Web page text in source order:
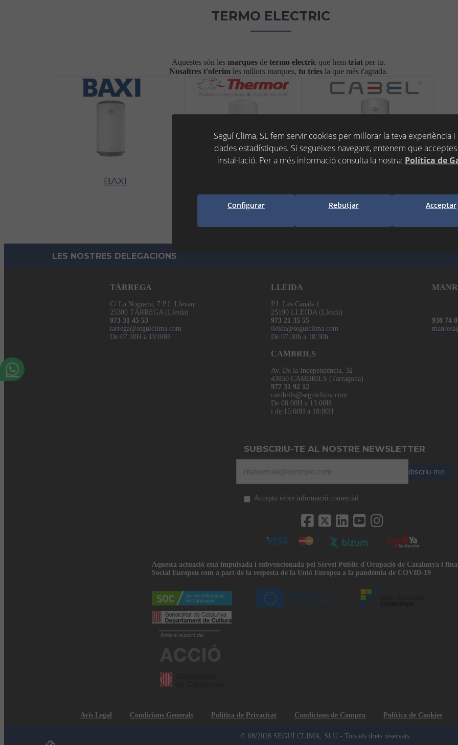
TERMO ELECTRIC
Aquestes són les marques de termo electric que hem triat per tu.
Nosaltres t'oferim les millors marques, tu tries la que més t'agrada.
BAXI
LES NOSTRES DELEGACIONS
TÀRREGA
C/ La Noguera, 7 P.I. Llevant
25300 TÀRREGA (Lleida)
973 31 45 53
tarrega@seguiclima.com
De 07:30H a 19:00H
LLEIDA
P.I. Les Canals 1
25190 LLEIDA (Lleida)
973 21 35 55
lleida@seguiclima.com
De 07:30h a 18:30h
938 74
CAMBRILS
Av. De la Independència, 32
43850 CAMBRILS (Tarragona)
977 31 92 12
cambrils@seguiclima.com
De 08:00H a 13:00H
i de 15:00H a 18:00H
SUBSCRIU-TE AL NOSTRE NEWSLETTER
Subscriu-me
Accepto rebre informació comercial
Aquesta actuació està impulsada i subvencionada pel Servei Públic d'Ocupació de Catalunya i
Social Europeu com a part de la resposta de la Unió Europea a la pandèmia de COVID-19
Avís Legal Condicions Generals Política de Privacitat Condicions de Compra Política de Cookies
© 08/2026 SEGUÍ CLIMA, SLU - Tots els drets reservats.
Seguí Clima, SL fem servir cookies per millorar la teva experiència
dades estadístiques. Si segueixes navegant, entenem que acceptes
instal·lació. Per a més informació consulta la nostra: Política de
Configurar Rebutjar Acceptar